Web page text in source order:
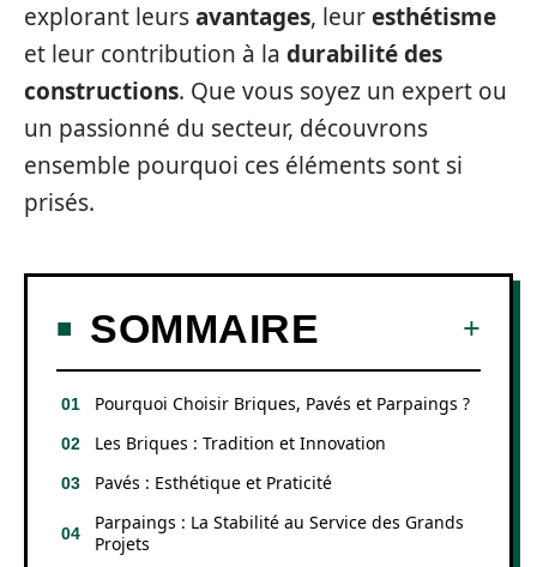
explorant leursavantages, leuresthétisme
et leur contribution à la durabilité des
constructions. Que vous soyez un expert ou
un passionné du secteur, découvrons
ensemble pourquoi ces éléments sont si
prisés.
SOMMAIRE
Pourquoi Choisir Briques, Pavés et Parpaings ?
Les Briques : Tradition et Innovation
Pavés : Esthétique et Praticité
Parpaings : La Stabilité au Service des Grands
Projets